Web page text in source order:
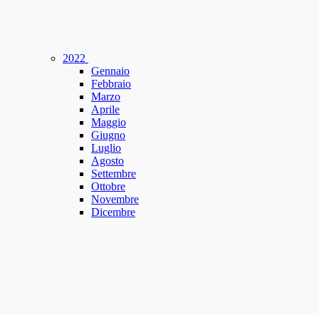
2022
Gennaio
Febbraio
Marzo
Aprile
Maggio
Giugno
Luglio
Agosto
Settembre
Ottobre
Novembre
Dicembre